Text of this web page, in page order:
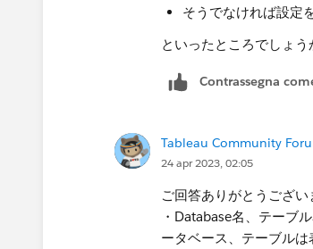
そうでなければ設定
といったところでしょう
Contrassegna
Tableau Community
24 apr 2023, 02:05
ご回答ありがとうござい
・Database名、テーブ
ータベース、テーブルは